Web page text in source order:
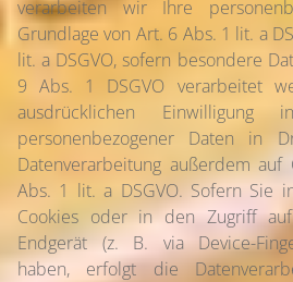
verarbeiten wir Ihre
Grundlage von Art. 6 Abs. 1 lit. a
lit. a DSGVO, sofern besondere
9 Abs. 1 DSGVO verarbeitet
ausdrücklichen
personenbezogener Daten in
Datenverarbeitung außerdem
Abs. 1 lit. a DSGVO. Sofern Sie
Cookies oder in den Zugriff
Endgerät (z. B. via Device-
haben, erfolgt die